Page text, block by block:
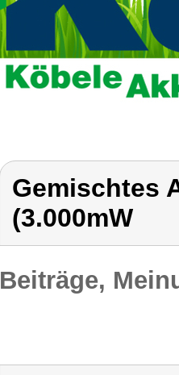
Gemischtes
(3.000mW
Beiträge,